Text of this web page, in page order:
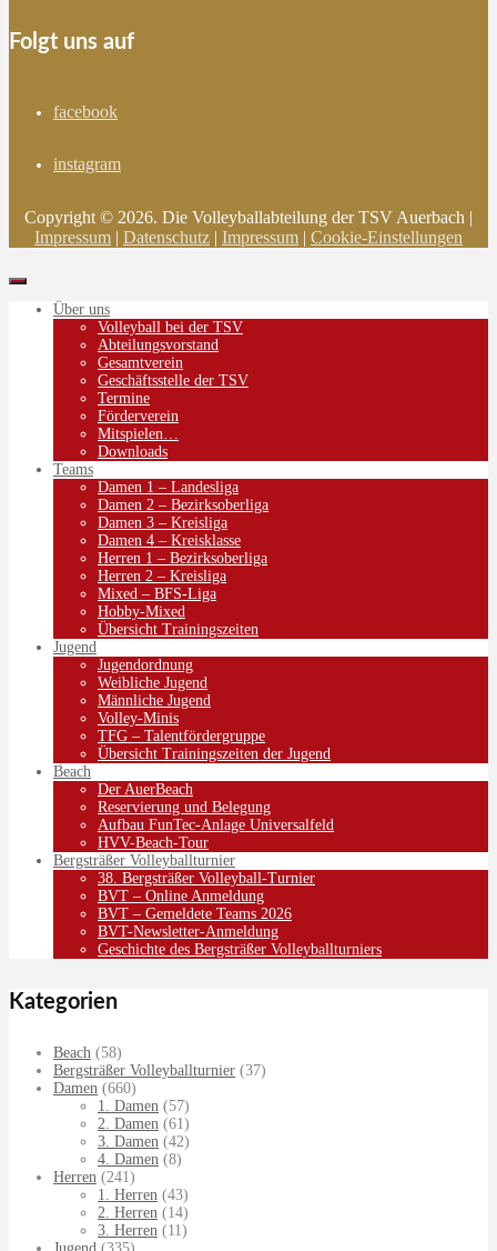
Folgt uns auf
facebook
instagram
Copyright © 2026. Die Volleyballabteilung der TSV Auerbach |
Impressum | Datenschutz | Impressum | Cookie-Einstellungen
Über uns
Volleyball bei der TSV
Abteilungsvorstand
Gesamtverein
Geschäftsstelle der TSV
Termine
Förderverein
Mitspielen…
Downloads
Teams
Damen 1 – Landesliga
Damen 2 – Bezirksoberliga
Damen 3 – Kreisliga
Damen 4 – Kreisklasse
Herren 1 – Bezirksoberliga
Herren 2 – Kreisliga
Mixed – BFS-Liga
Hobby-Mixed
Übersicht Trainingszeiten
Jugend
Jugendordnung
Weibliche Jugend
Männliche Jugend
Volley-Minis
TFG – Talentfördergruppe
Übersicht Trainingszeiten der Jugend
Beach
Der AuerBeach
Reservierung und Belegung
Aufbau FunTec-Anlage Universalfeld
HVV-Beach-Tour
Bergsträßer Volleyballturnier
38. Bergsträßer Volleyball-Turnier
BVT – Online Anmeldung
BVT – Gemeldete Teams 2026
BVT-Newsletter-Anmeldung
Geschichte des Bergsträßer Volleyballturniers
Kategorien
Beach (58)
Bergsträßer Volleyballturnier (37)
Damen (660)
1. Damen (57)
2. Damen (61)
3. Damen (42)
4. Damen (8)
Herren (241)
1. Herren (43)
2. Herren (14)
3. Herren (11)